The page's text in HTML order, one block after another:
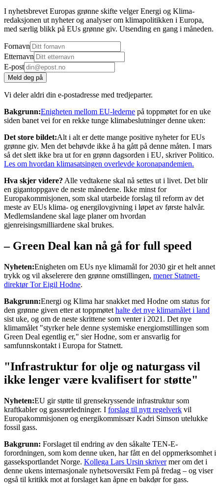
I nyhetsbrevet Europas grønne skifte velger Energi og Klima-
redaksjonen ut nyheter og analyser om klimapolitikken i Europa,
med særlig blikk på EUs grønne giv. Utsending en gang i måneden.
Fornavn
Etternavn
E-post
Meld deg på
Vi deler aldri din e-postadresse med tredjeparter.
Bakgrunn:Enigheten mellom EU-lederne på toppmøtet for en uke
siden banet vei for en rekke tunge klimabeslutninger denne uken:
Det store bildet:Alt i alt er dette mange positive nyheter for EUs
grønne giv. Men det behøvde ikke å ha gått på denne måten. I mars
så det slett ikke bra ut for en grønn dagsorden i EU, skriver Politico.
Les om hvordan klimasatsingen overlevde koronapandemien.
Hva skjer videre? Alle vedtakene skal nå settes ut i livet. Det blir
en gigantoppgave de neste månedene. Ikke minst for
Europakommisjonen, som skal utarbeide forslag til reform av det
meste av EUs klima- og energilovgivning i løpet av første halvår.
Medlemslandene skal lage planer om hvordan
gjenreisingsmilliardene skal brukes.
– Green Deal kan nå gå for full speed
Nyheten:Enigheten om EUs nye klimamål for 2030 gir et helt annet
trykk og vil akselerere den grønne omstillingen, mener Statnett-
direktør Tor Eigil Hodne.
Bakgrunn:Energi og Klima har snakket med Hodne om status for
den grønne given etter at toppmøtet halte det nye klimamålet i land
sist uke, og om de neste skrittene som venter i 2021. Det nye
klimamålet "styrker hele denne systemiske energiomstillingen som
Green Deal egentlig er," sier Hodne, som er ansvarlig for
samfunnskontakt i Europa for Statnett.
"Infrastruktur for olje og naturgass vil
ikke lenger være kvalifisert for støtte"
Nyheten:EU gir støtte til grensekryssende infrastruktur som
kraftkabler og gassrørledninger. I forslag til nytt regelverk vil
Europakommisjonen og energikommissær Kadri Simson utelukke
fossil gass.
Bakgrunn: Forslaget til endring av den såkalte TEN-E-
forordningen, som kom denne uken, har fått en del oppmerksomhet i
gasseksportlandet Norge. Kollega Lars Ursin skrivermer om det i
denne ukens internasjonale nyhetsoversikt Fem på fredag – og viser
også til kritikk mot at forslaget kan åpne en bakdør for gass.